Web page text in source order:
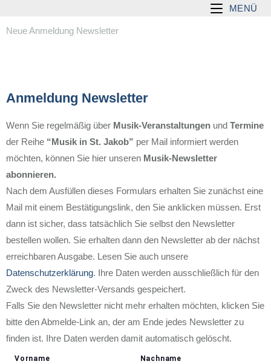
MENÜ
Neue Anmeldung Newsletter
Anmeldung Newsletter
Wenn Sie regelmäßig über Musik-Veranstaltungen und Termine
der Reihe “Musik in St. Jakob” per Mail informiert werden
möchten, können Sie hier unseren Musik-Newsletter
abonnieren.
Nach dem Ausfüllen dieses Formulars erhalten Sie zunächst eine
Mail mit einem Bestätigungslink, den Sie anklicken müssen. Erst
dann ist sicher, dass tatsächlich Sie selbst den Newsletter
bestellen wollen. Sie erhalten dann den Newsletter ab der nächst
erreichbaren Ausgabe. Lesen Sie auch unsere
Datenschutzerklärung. Ihre Daten werden ausschließlich für den
Zweck des Newsletter-Versands gespeichert.
Falls Sie den Newsletter nicht mehr erhalten möchten, klicken Sie
bitte den Abmelde-Link an, der am Ende jedes Newsletter zu
finden ist. Ihre Daten werden damit automatisch gelöscht.